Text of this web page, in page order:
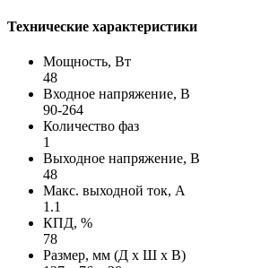
Технические характеристики
Мощность, Вт
48
Входное напряжение, В
90-264
Количество фаз
1
Выходное напряжение, В
48
Макс. выходной ток, А
1.1
КПД, %
78
Размер, мм (Д х Ш х В)